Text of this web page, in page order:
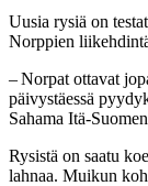
Uusia rysiä on
Norppien
– Norpat ottavat
päivystäessä
Sahama Itä-
Rysistä on saatu
lahnaa. Muikun